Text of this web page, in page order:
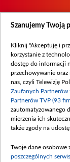
Szanujemy Twoją
Kliknij "Akceptuję i
korzystanie z
dostęp do informacji
przechowywanie
nas, czyli Telewizję
Zaufanych Partnerów
Partnerów TVP (93
zautomatyzowanego
mierzenia ich
także zgody na
Twoje dane osobowe
poszczególnych